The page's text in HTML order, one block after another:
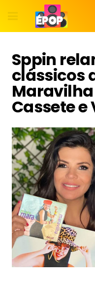
Sppin
clássicos
Maravilha
Cassete e